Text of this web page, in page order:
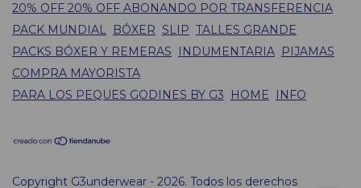
20% OFF 20% OFF ABONANDO POR TRANSFERENCIA
PACK MUNDIAL
BÓXER SLIP TALLES GRANDE
PACKS BÓXER Y REMERAS
INDUMENTARIA
PIJAMAS
COMPRA MAYORISTA
PARA LOS PEQUES GODINES BY G3
HOME INFO
Copyright G3underwear - 2026. Todos los derechos